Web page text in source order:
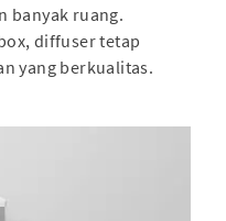
banyak ruang.
diffuser tetap
yang berkualitas.